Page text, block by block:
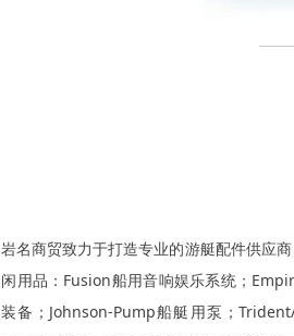
岩名商贸致力于打造专业的游艇配件供应
闲用品：Fusion船用音响娱乐系统；
装备；Johnson-Pump船艇用泵；